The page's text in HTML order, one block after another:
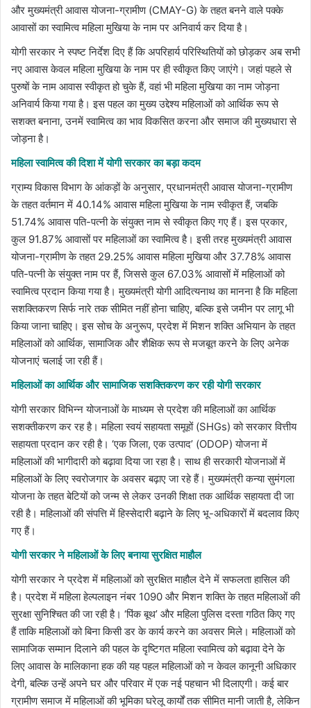
और मुख्यमंत्री आवास योजना-ग्रामीण (CMAY-G) के तहत बनने वाले पक्के
आवासों का स्वामित्व महिला मुखिया के नाम पर अनिवार्य कर दिया है।
योगी सरकार ने स्पष्ट निर्देश दिए हैं कि अपरिहार्य परिस्थितियों को छोड़कर अब सभी
नए आवास केवल महिला मुखिया के नाम पर ही स्वीकृत किए जाएंगे। जहां पहले से
पुरुषों के नाम आवास स्वीकृत हो चुके हैं, वहां भी महिला मुखिया का नाम जोड़ना
अनिवार्य किया गया है। इस पहल का मुख्य उद्देश्य महिलाओं को आर्थिक रूप से
सशक्त बनाना, उनमें स्वामित्व का भाव विकसित करना और समाज की मुख्यधारा से
जोड़ना है।
महिला स्वामित्व की दिशा में योगी सरकार का बड़ा कदम
ग्राम्य विकास विभाग के आंकड़ों के अनुसार, प्रधानमंत्री आवास योजना-ग्रामीण
के तहत वर्तमान में 40.14% आवास महिला मुखिया के नाम स्वीकृत हैं, जबकि
51.74% आवास पति-पत्नी के संयुक्त नाम से स्वीकृत किए गए हैं। इस प्रकार,
कुल 91.87% आवासों पर महिलाओं का स्वामित्व है। इसी तरह मुख्यमंत्री आवास
योजना-ग्रामीण के तहत 29.25% आवास महिला मुखिया और 37.78% आवास
पति-पत्नी के संयुक्त नाम पर हैं, जिससे कुल 67.03% आवासों में महिलाओं को
स्वामित्व प्रदान किया गया है। मुख्यमंत्री योगी आदित्यनाथ का मानना है कि महिला
सशक्तिकरण सिर्फ नारे तक सीमित नहीं होना चाहिए, बल्कि इसे जमीन पर लागू भी
किया जाना चाहिए। इस सोच के अनुरूप, प्रदेश में मिशन शक्ति अभियान के तहत
महिलाओं को आर्थिक, सामाजिक और शैक्षिक रूप से मजबूत करने के लिए अनेक
योजनाएं चलाई जा रही हैं।
महिलाओं का आर्थिक और सामाजिक सशक्तिकरण कर रही योगी सरकार
योगी सरकार विभिन्न योजनाओं के माध्यम से प्रदेश की महिलाओं का आर्थिक
सशक्तीकरण कर रह है। महिला स्वयं सहायता समूहों (SHGs) को सरकार वित्तीय
सहायता प्रदान कर रही है। ‘एक जिला, एक उत्पाद’ (ODOP) योजना में
महिलाओं की भागीदारी को बढ़ावा दिया जा रहा है। साथ ही सरकारी योजनाओं में
महिलाओं के लिए स्वरोजगार के अवसर बढ़ाए जा रहे हैं। मुख्यमंत्री कन्या सुमंगला
योजना के तहत बेटियों को जन्म से लेकर उनकी शिक्षा तक आर्थिक सहायता दी जा
रही है। महिलाओं की संपत्ति में हिस्सेदारी बढ़ाने के लिए भू-अधिकारों में बदलाव किए
गए हैं।
योगी सरकार ने महिलाओं के लिए बनाया सुरक्षित माहौल
योगी सरकार ने प्रदेश में महिलाओं को सुरक्षित माहौल देने में सफलता हासिल की
है। प्रदेश में महिला हेल्पलाइन नंबर 1090 और मिशन शक्ति के तहत महिलाओं की
सुरक्षा सुनिश्चित की जा रही है। ‘पिंक बूथ’ और महिला पुलिस दस्ता गठित किए गए
हैं ताकि महिलाओं को बिना किसी डर के कार्य करने का अवसर मिले। महिलाओं को
सामाजिक सम्मान दिलाने की पहल के दृष्टिगत महिला स्वामित्व को बढ़ावा देने के
लिए आवास के मालिकाना हक की यह पहल महिलाओं को न केवल कानूनी अधिकार
देगी, बल्कि उन्हें अपने घर और परिवार में एक नई पहचान भी दिलाएगी। कई बार
ग्रामीण समाज में महिलाओं की भूमिका घरेलू कार्यों तक सीमित मानी जाती है, लेकिन